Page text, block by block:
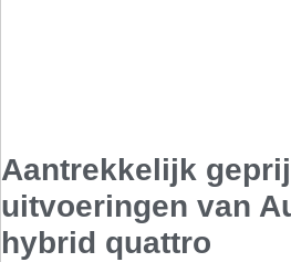
Aantrekkelijk
uitvoeringen van
hybrid quattro